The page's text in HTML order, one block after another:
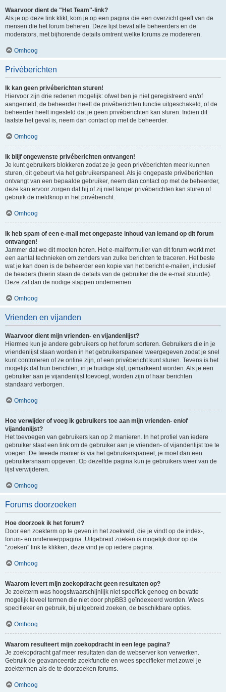
Waarvoor dient de "Het Team"-link?
Als je op deze link klikt, kom je op een pagina die een overzicht geeft van de
mensen die het forum beheren. Deze lijst bevat alle beheerders en de
moderators, met bijhorende details omtrent welke forums ze modereren.
Omhoog
Privéberichten
Ik kan geen privéberichten sturen!
Hiervoor zijn drie redenen mogelijk: ofwel ben je niet geregistreerd en/of
aangemeld, de beheerder heeft de privéberichten functie uitgeschakeld, of de
beheerder heeft ingesteld dat je geen privéberichten kan sturen. Indien dit
laatste het geval is, neem dan contact op met de beheerder.
Omhoog
Ik blijf ongewenste privéberichten ontvangen!
Je kunt gebruikers blokkeren zodat ze je geen privéberichten meer kunnen
sturen, dit gebeurt via het gebruikerspaneel. Als je ongepaste privéberichten
ontvangt van een bepaalde gebruiker, neem dan contact op met de beheerder,
deze kan ervoor zorgen dat hij of zij niet langer privéberichten kan sturen of
gebruik de meldknop in het privébericht.
Omhoog
Ik heb spam of een e-mail met ongepaste inhoud van iemand op dit forum
ontvangen!
Jammer dat we dit moeten horen. Het e-mailformulier van dit forum werkt met
een aantal technieken om zenders van zulke berichten te traceren. Het beste
wat je kan doen is de beheerder een kopie van het bericht e-mailen, inclusief
de headers (hierin staan de details van de gebruiker die de e-mail stuurde).
Deze zal dan de nodige stappen ondernemen.
Omhoog
Vrienden en vijanden
Waarvoor dient mijn vrienden- en vijandenlijst?
Hiermee kun je andere gebruikers op het forum sorteren. Gebruikers die in je
vriendenlijst staan worden in het gebruikerspaneel weergegeven zodat je snel
kunt controleren of ze online zijn, of een privébericht kunt sturen. Tevens is het
mogelijk dat hun berichten, in je huidige stijl, gemarkeerd worden. Als je een
gebruiker aan je vijandenlijst toevoegt, worden zijn of haar berichten
standaard verborgen.
Omhoog
Hoe verwijder of voeg ik gebruikers toe aan mijn vrienden- en/of
vijandenlijst?
Het toevoegen van gebruikers kan op 2 manieren. In het profiel van iedere
gebruiker staat een link om de gebruiker aan je vrienden- of vijandenlijst toe te
voegen. De tweede manier is via het gebruikerspaneel, je moet dan een
gebruikersnaam opgeven. Op dezelfde pagina kun je gebruikers weer van de
lijst verwijderen.
Omhoog
Forums doorzoeken
Hoe doorzoek ik het forum?
Door een zoekterm op te geven in het zoekveld, die je vindt op de index-,
forum- en onderwerppagina. Uitgebreid zoeken is mogelijk door op de
"zoeken" link te klikken, deze vind je op iedere pagina.
Omhoog
Waarom levert mijn zoekopdracht geen resultaten op?
Je zoekterm was hoogstwaarschijnlijk niet specifiek genoeg en bevatte
mogelijk teveel termen die niet door phpBB3 geïndexeerd worden. Wees
specifieker en gebruik, bij uitgebreid zoeken, de beschikbare opties.
Omhoog
Waarom resulteert mijn zoekopdracht in een lege pagina?
Je zoekopdracht gaf meer resultaten dan de webserver kon verwerken.
Gebruik de geavanceerde zoekfunctie en wees specifieker met zowel je
zoektermen als de te doorzoeken forums.
Omhoog